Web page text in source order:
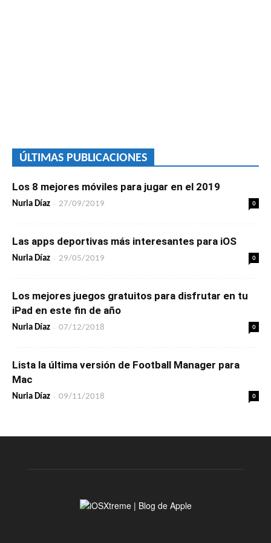
ÚLTIMAS PUBLICACIONES
Los 8 mejores móviles para jugar en el 2019
Nuria Díaz - 27/09/2019 0
Las apps deportivas más interesantes para iOS
Nuria Díaz - 29/05/2019 0
Los mejores juegos gratuitos para disfrutar en tu
iPad en este fin de año
Nuria Díaz - 07/12/2018 0
Lista la última versión de Football Manager para
Mac
Nuria Díaz - 09/11/2018 0